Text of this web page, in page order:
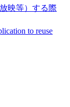
映等）する際
to reuse